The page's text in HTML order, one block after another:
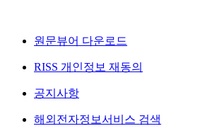
원문뷰어 다운로드
RISS 개인정보 재동의
공지사항
해외전자정보서비스 검색